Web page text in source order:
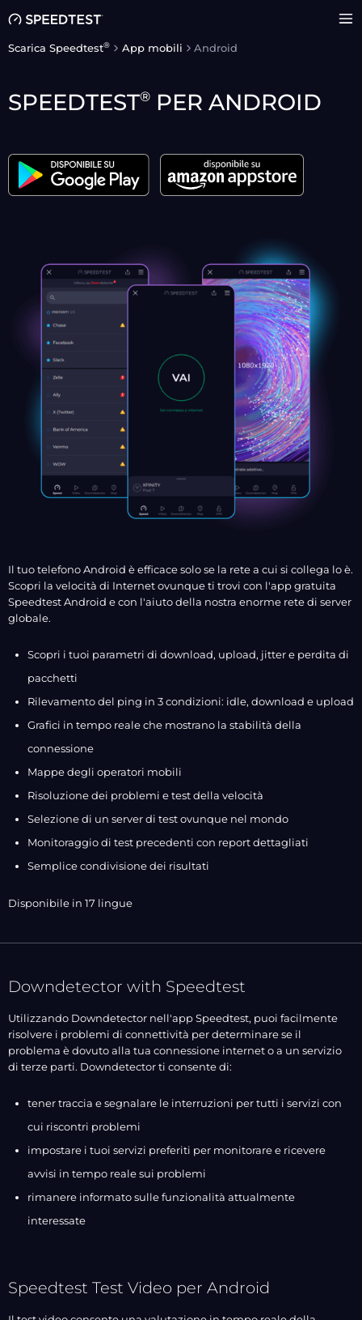
Scarica Speedtest® App mobili Android
SPEEDTEST® PER ANDROID
Il tuo telefono Android è efficace solo se la rete a cui si collega lo è.
Scopri la velocità di Internet ovunque ti trovi con l'app gratuita
Speedtest Android e con l'aiuto della nostra enorme rete di server
globale.
Scopri i tuoi parametri di download, upload, jitter e perdita di
pacchetti
Rilevamento del ping in 3 condizioni: idle, download e upload
Grafici in tempo reale che mostrano la stabilità della
connessione
Mappe degli operatori mobili
Risoluzione dei problemi e test della velocità
Selezione di un server di test ovunque nel mondo
Monitoraggio di test precedenti con report dettagliati
Semplice condivisione dei risultati
Disponibile in 17 lingue
Downdetector with Speedtest
Utilizzando Downdetector nell'app Speedtest, puoi facilmente
risolvere i problemi di connettività per determinare se il
problema è dovuto alla tua connessione internet o a un servizio
di terze parti. Downdetector ti consente di:
tener traccia e segnalare le interruzioni per tutti i servizi con
cui riscontri problemi
impostare i tuoi servizi preferiti per monitorare e ricevere
avvisi in tempo reale sui problemi
rimanere informato sulle funzionalità attualmente
interessate
Speedtest Test Video per Android